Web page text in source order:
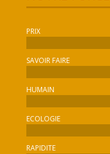
PRIX
SAVOIR FAIRE
HUMAIN
ECOLOGIE
RAPIDITE